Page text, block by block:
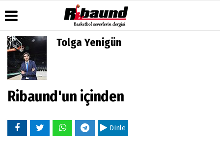
Üye Paneli
Haber
Arşivi
Gazete
Arşivi
Manşetleri
Anketler
Biyografiler
Tolga Yenigün
Ribaund'un içinden
Dinle